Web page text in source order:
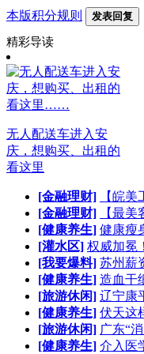
本版积分规则 发表回复
精彩导读
无人配送车进入安
庆，想购买、出租的
看这里
[金融理财]
【皖
[金融理财]
【最
[健康养生] 健康瘦
[灌水区] 权威加冕
[我要爆料] 苏州薪
[健康养生] 造血干
[旅游休闲] 辽宁康
[健康养生] 伏天这
[旅游休闲] 广东“
[健康养生] 介入医